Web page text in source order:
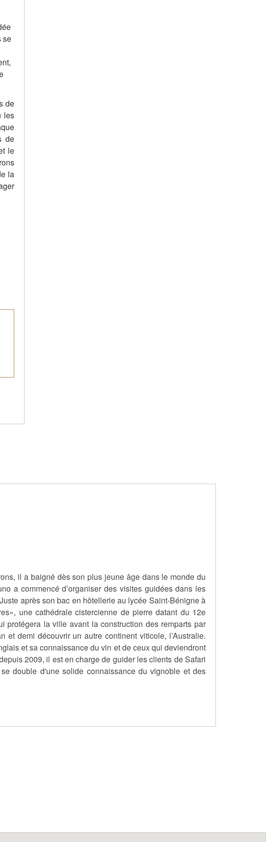
se
de
les
de
le
la
il a baigné dès son plus jeune âge dans le monde du
a commencé d’organiser des visites guidées dans les
après son bac en hôtellerie au lycée Saint-Bénigne à
une cathédrale cistercienne de pierre datant du 12e
la ville avant la construction des remparts par
demi découvrir un autre continent viticole, l’Australie.
et sa connaissance du vin et de ceux qui deviendront
2009, il est en charge de guider les clients de Safari
double d'une solide connaissance du vignoble et des